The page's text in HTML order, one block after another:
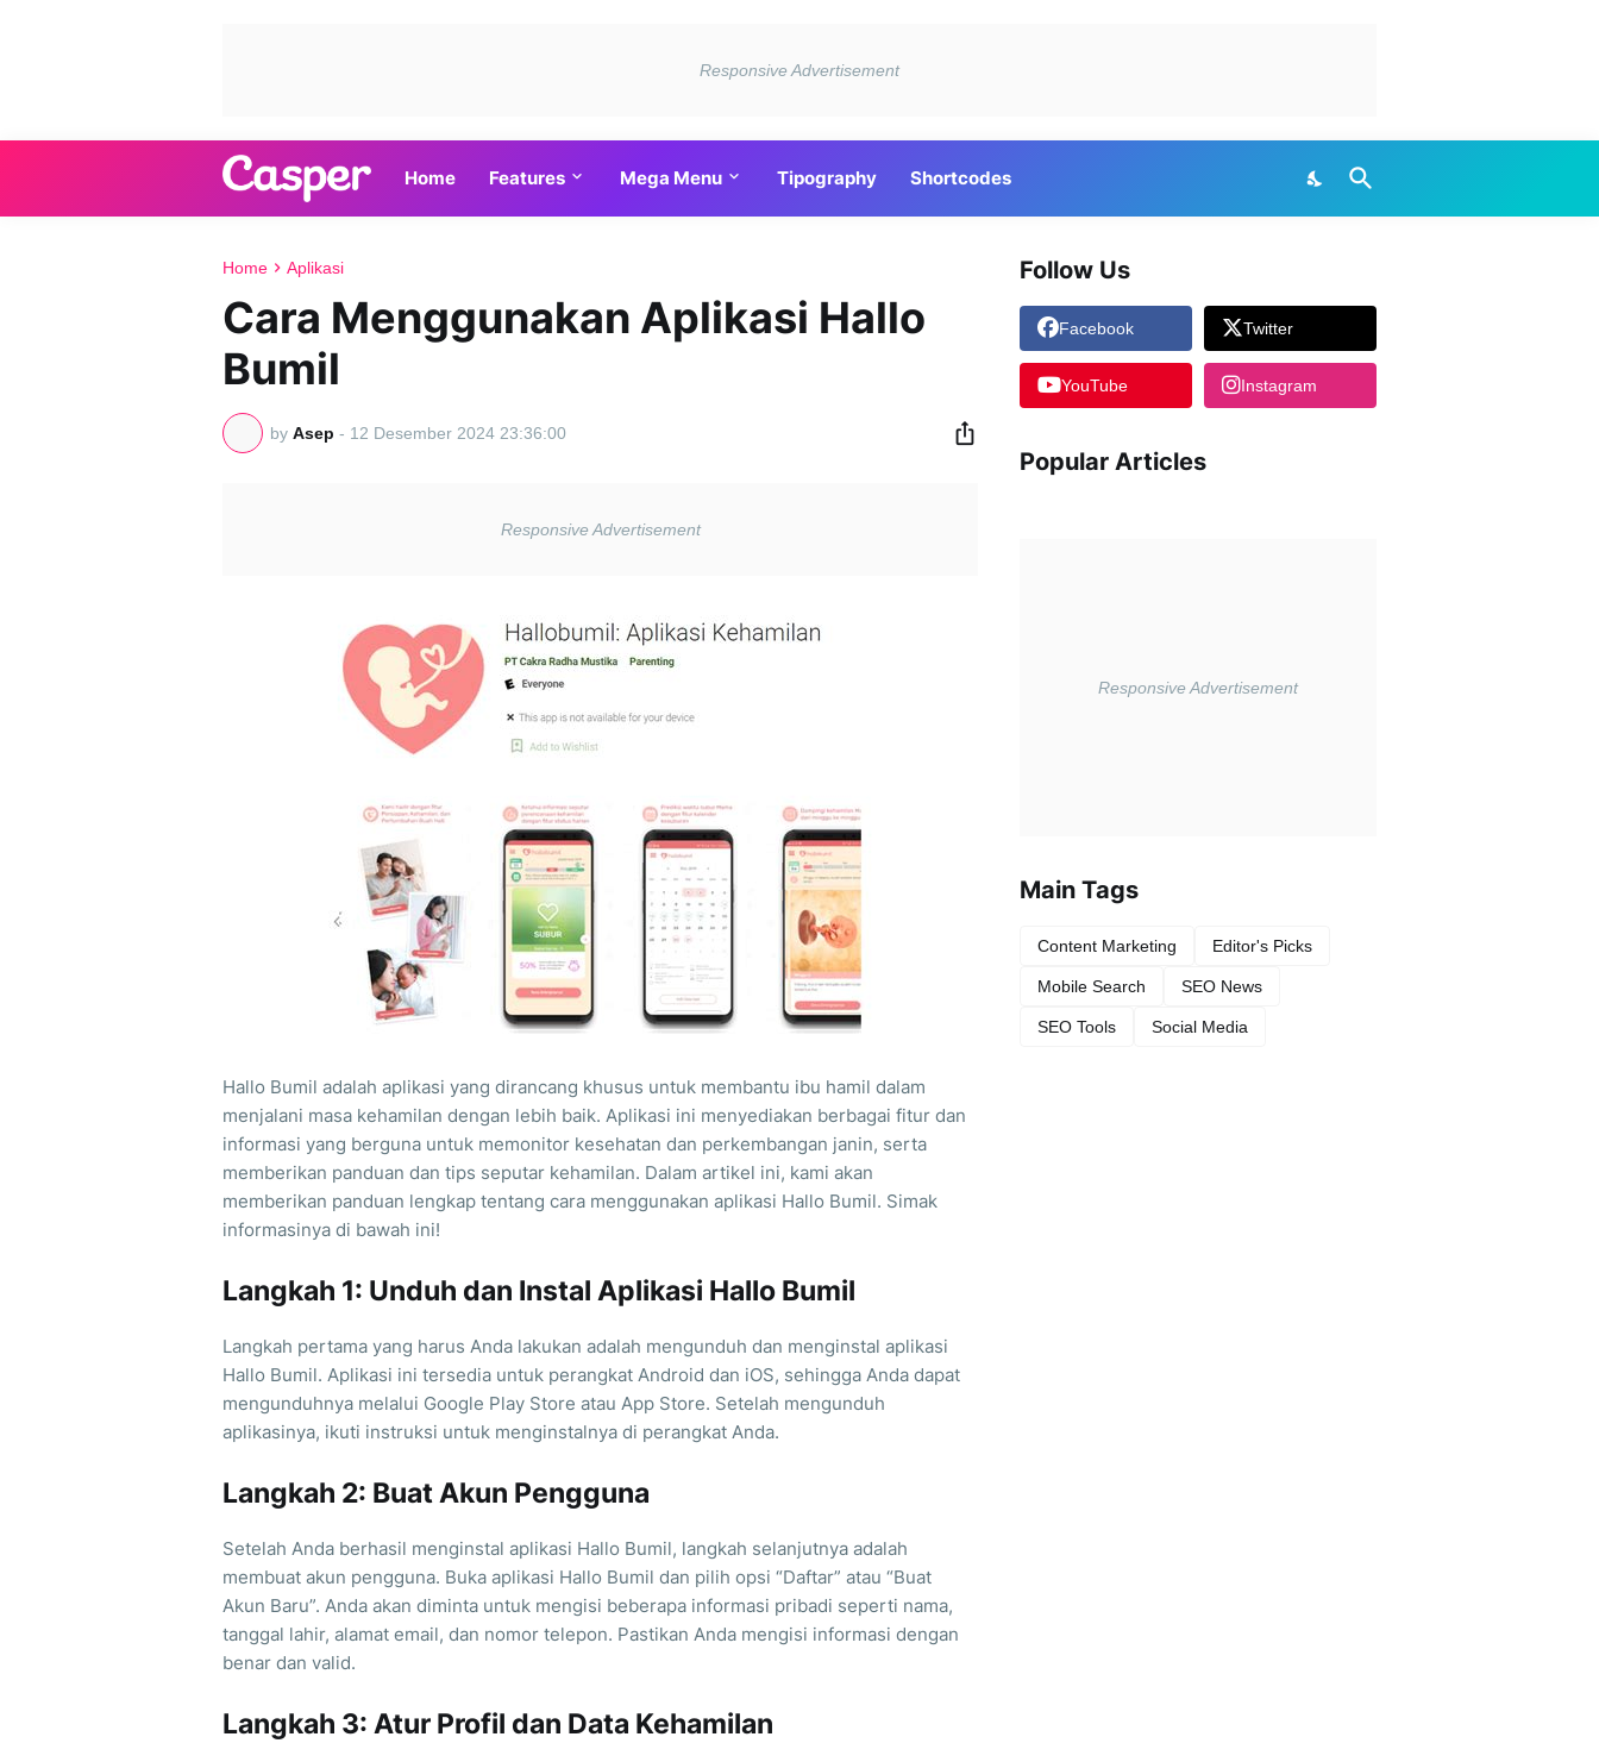
Home Features Mega Menu Tipography Shortcodes
Home Aplikasi
Cara Menggunakan Aplikasi Hallo
Bumil
by Asep - 12 Desember 2024 23:36:00
Hallo Bumil adalah aplikasi yang dirancang khusus untuk membantu ibu hamil dalam
menjalani masa kehamilan dengan lebih baik. Aplikasi ini menyediakan berbagai fitur dan
informasi yang berguna untuk memonitor kesehatan dan perkembangan janin, serta
memberikan panduan dan tips seputar kehamilan. Dalam artikel ini, kami akan
memberikan panduan lengkap tentang cara menggunakan aplikasi Hallo Bumil. Simak
informasinya di bawah ini!
Langkah 1: Unduh dan Instal Aplikasi Hallo Bumil
Langkah pertama yang harus Anda lakukan adalah mengunduh dan menginstal aplikasi
Hallo Bumil. Aplikasi ini tersedia untuk perangkat Android dan iOS, sehingga Anda dapat
mengunduhnya melalui Google Play Store atau App Store. Setelah mengunduh
aplikasinya, ikuti instruksi untuk menginstalnya di perangkat Anda.
Langkah 2: Buat Akun Pengguna
Setelah Anda berhasil menginstal aplikasi Hallo Bumil, langkah selanjutnya adalah
membuat akun pengguna. Buka aplikasi Hallo Bumil dan pilih opsi “Daftar” atau “Buat
Akun Baru”. Anda akan diminta untuk mengisi beberapa informasi pribadi seperti nama,
tanggal lahir, alamat email, dan nomor telepon. Pastikan Anda mengisi informasi dengan
benar dan valid.
Langkah 3: Atur Profil dan Data Kehamilan
Follow Us
Facebook Twitter
YouTube Instagram
Popular Articles
Main Tags
Content Marketing Editor's Picks
Mobile Search SEO News
SEO Tools Social Media